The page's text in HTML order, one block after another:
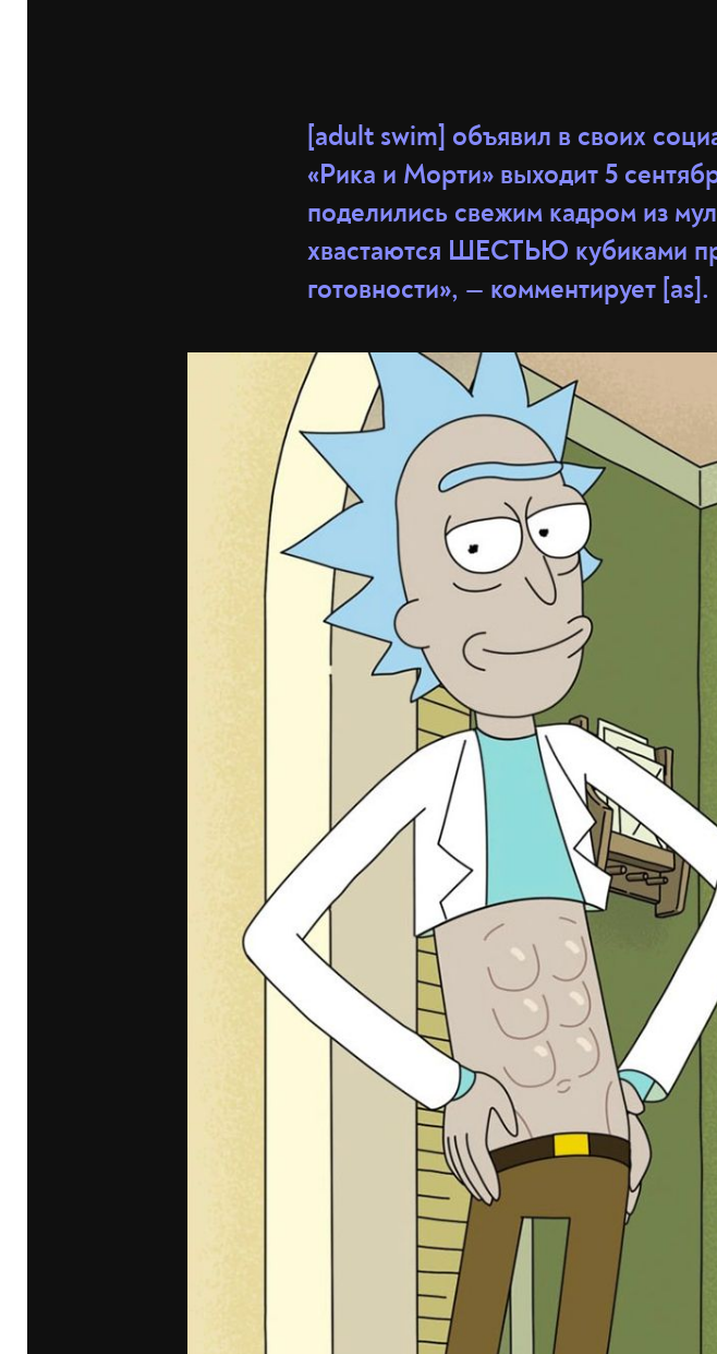
[adult swim] объявил в своих
«Рика и Морти» выходит 5
поделились свежим кадром из
хвастаются ШЕСТЬЮ кубиками
готовности», — комментирует [as].